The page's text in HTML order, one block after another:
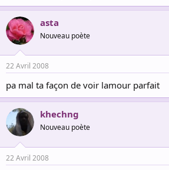
asta
Nouveau poète
22 Avril 2008
pa mal ta façon de voir lamour parfait
khechng
Nouveau poète
22 Avril 2008